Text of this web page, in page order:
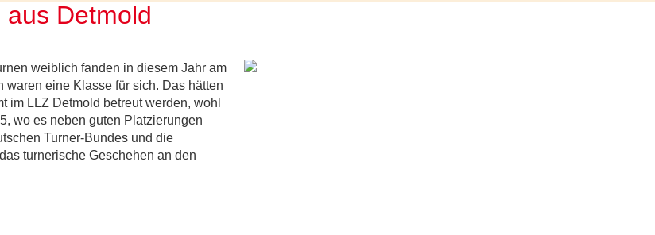
Detmold
weiblich fanden in diesem Jahr am
waren eine Klasse für sich. Das hätten
im LLZ Detmold betreut werden, wohl
wo es neben guten Platzierungen
Turner-Bundes und die
turnerische Geschehen an den